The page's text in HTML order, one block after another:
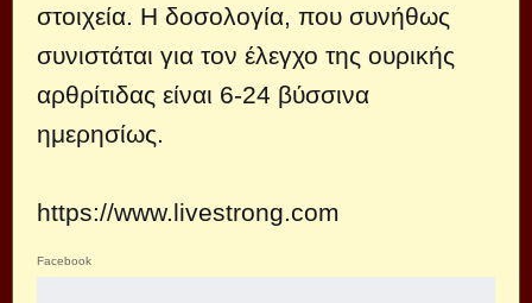
στοιχεία. Η δοσολογία, που συνήθως
συνιστάται για τον έλεγχο της ουρικής
αρθρίτιδας είναι 6-24 βύσσινα
ημερησίως.
https://www.livestrong.com
Facebook